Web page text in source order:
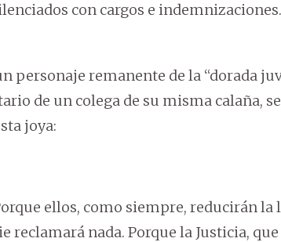
con cargos e
personaje remanente de la “dorada
de un colega de su misma calaña,
joya:
ellos, como siempre, reducirán la
reclamará nada. Porque la Justicia,